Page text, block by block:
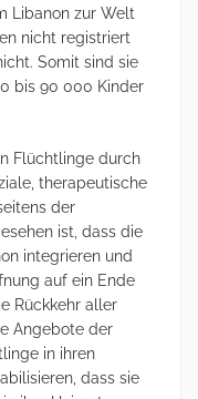
Libanon zur Welt
nicht registriert
Somit sind sie
bis 90 000 Kinder
Flüchtlinge durch
therapeutische
der
ist, dass die
integrieren und
auf ein Ende
Rückkehr aller
Angebote der
in ihren
dass sie